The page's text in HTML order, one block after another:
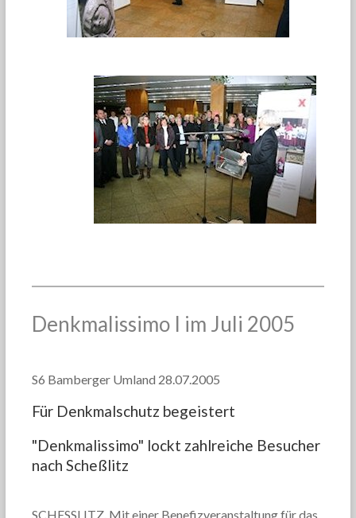
Denkmalissimo I im Juli 2005
S6 Bamberger Umland 28.07.2005
Für Denkmalschutz begeistert
"Denkmalissimo" lockt zahlreiche Besucher
nach Scheßlitz
SCHESSLITZ. Mit einer Benefizveranstaltung für das